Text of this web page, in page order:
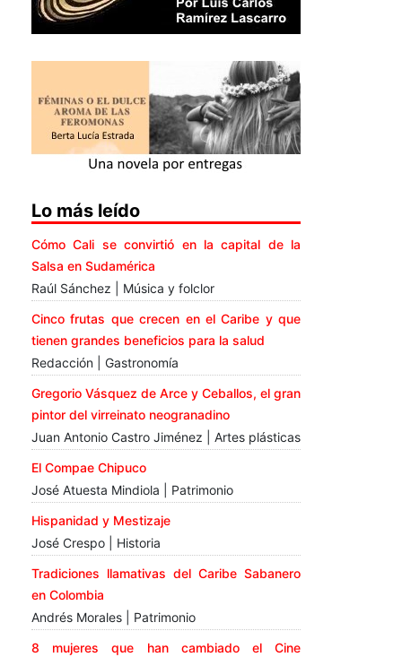
Lo más leído
Cómo Cali se convirtió en la capital de la
Salsa en Sudamérica
Raúl Sánchez | Música y folclor
Cinco frutas que crecen en el Caribe y que
tienen grandes beneficios para la salud
Redacción | Gastronomía
Gregorio Vásquez de Arce y Ceballos, el gran
pintor del virreinato neogranadino
Juan Antonio Castro Jiménez | Artes plásticas
El Compae Chipuco
José Atuesta Mindiola | Patrimonio
Hispanidad y Mestizaje
José Crespo | Historia
Tradiciones llamativas del Caribe Sabanero
en Colombia
Andrés Morales | Patrimonio
8 mujeres que han cambiado el Cine